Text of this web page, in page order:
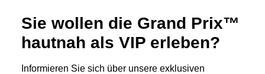
Sie wollen die Grand Prix™
hautnah als VIP erleben?
Informieren Sie sich über unsere exklusiven